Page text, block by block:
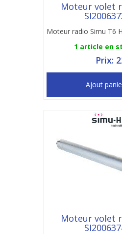
Moteur volet
Moteur radio Simu T6
1 article en
Prix:
Ajout
Moteur volet